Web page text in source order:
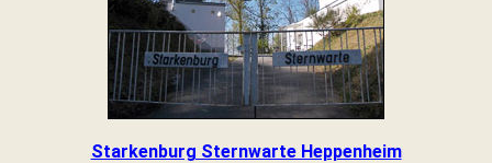
Starkenburg Sternwarte Heppenheim